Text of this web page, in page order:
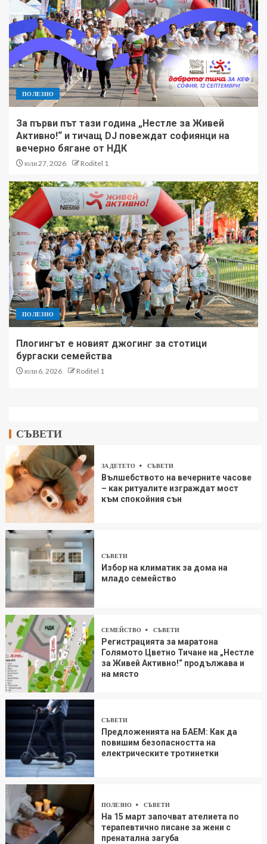
ПОЛЕЗНО
За първи път тази година „Нестле за Живей
Активно!“ и тичащ DJ повеждат софиянци на
вечерно бягане от НДК
юли 27, 2026 Roditel 1
ПОЛЕЗНО
Плогингът е новият джогинг за стотици
бургаски семейства
юли 6, 2026 Roditel 1
СЪВЕТИ
ЗА ДЕТЕТО СЪВЕТИ
Вълшебството на вечерните часове
– как ритуалите изграждат мост
към спокойния сън
СЪВЕТИ
Избор на климатик за дома на
младо семейство
СЕМЕЙСТВО СЪВЕТИ
Регистрацията за маратона
Голямото Цветно Тичане на „Нестле
за Живей Aктивно!“ продължава и
на място
СЪВЕТИ
Предложенията на БАЕМ: Как да
повишим безопасността на
електрическите тротинетки
ПОЛЕЗНО СЪВЕТИ
На 15 март започват ателиета по
терапевтично писане за жени с
пренатална загуба